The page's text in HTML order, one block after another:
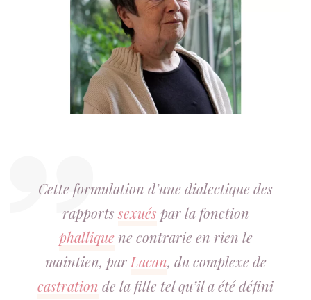
Cette formulation d’une dialectique des
rapportssexuéspar la fonction
phalliquene contrarie en rien le
maintien, par Lacan, du complexe de
castration de la fille tel qu’il a été défini